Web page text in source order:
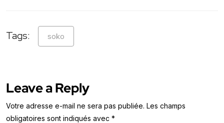
Tags: soko
Leave a Reply
Votre adresse e-mail ne sera pas publiée. Les champs
obligatoires sont indiqués avec *